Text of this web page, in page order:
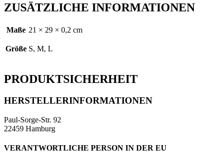
ZUSÄTZLICHE INFORMATIONEN
Maße 21 × 29 × 0,2 cm
Größe S, M, L
PRODUKTSICHERHEIT
HERSTELLERINFORMATIONEN
Paul-Sorge-Str. 92
22459 Hamburg
VERANTWORTLICHE PERSON IN DER EU